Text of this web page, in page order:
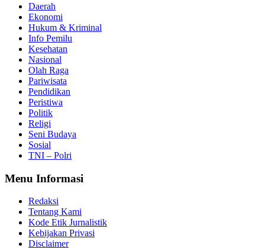
Daerah
Ekonomi
Hukum & Kriminal
Info Pemilu
Kesehatan
Nasional
Olah Raga
Pariwisata
Pendidikan
Peristiwa
Politik
Religi
Seni Budaya
Sosial
TNI – Polri
Menu Informasi
Redaksi
Tentang Kami
Kode Etik Jurnalistik
Kebijakan Privasi
Disclaimer